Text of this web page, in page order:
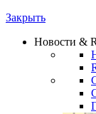
Закрыть
Новости &